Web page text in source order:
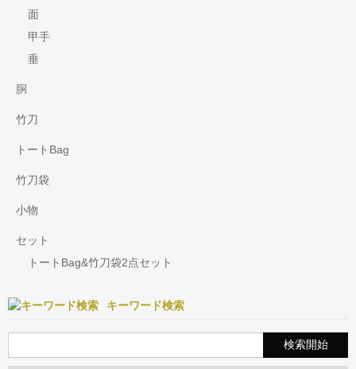
面
甲手
垂
胴
竹刀
トートBag
竹刀袋
小物
セット
トートBag&竹刀袋2点セット
キーワード検索